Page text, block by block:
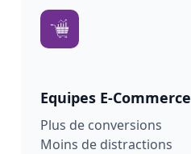
Equipes E-Commerce
Plus de conversions
Moins de distractions